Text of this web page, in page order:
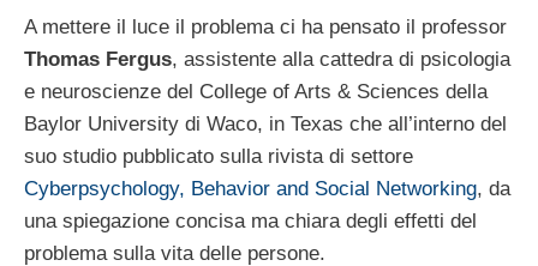
A mettere il luce il problema ci ha pensato il professor
Thomas Fergus, assistente alla cattedra di psicologia
e neuroscienze del College of Arts & Sciences della
Baylor University di Waco, in Texas che all’interno del
suo studio pubblicato sulla rivista di settore
Cyberpsychology, Behavior and Social Networking, da
una spiegazione concisa ma chiara degli effetti del
problema sulla vita delle persone.